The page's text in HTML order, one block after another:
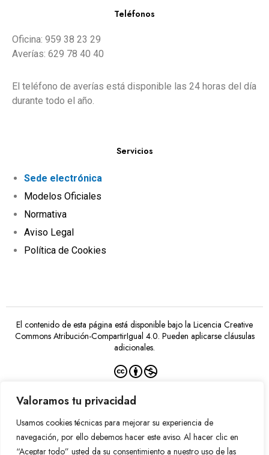
Valoramos tu privacidad
Usamos cookies técnicas para mejorar su experiencia de
navegación, por ello debemos hacer este aviso. Al hacer clic en
“Aceptar todo” usted da su consentimiento a nuestro uso de las
Teléfonos
Oficina: 959 38 23 29
Averías: 629 78 40 40
El teléfono de averías está disponible las 24 horas del día
durante todo el año.
Servicios
Sede electrónica
Modelos Oficiales
Normativa
Aviso Legal
Política de Cookies
El contenido de esta página está disponible bajo la Licencia Creative
Commons Atribución-CompartirIgual 4.0. Pueden aplicarse cláusulas
adicionales.
Financiado por la Unión Europea –
NextGenerationEU